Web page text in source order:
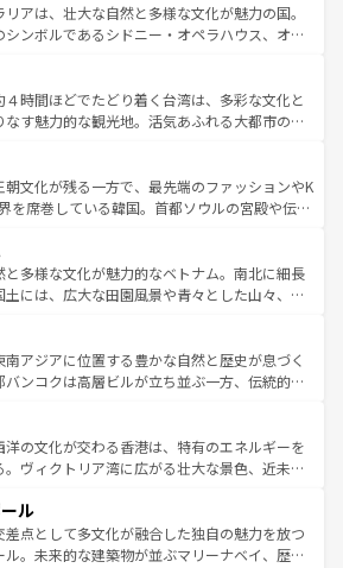
。旅行者はアメリカの各地域で異なる魅力を楽
、その多様性と豊かな歴史を感じることができ
のスタイルだ。 なお、新着のアメリカ
テンツ一覧を参照してほしい。
かな自然を求めるならマウイ島やカウアイ島が
エメラルドグリーンに輝く海をはじめ、豊かな
なしの心で訪れる人々を迎えてくれるハワイの
しいローカルフードやハワイアンミュージッ
なフラダンスなど、すべてがハワイの魅力を彩
ってほしい。 なお、新着のハワイ情報
ツ一覧を参照してほしい。
リアは、壮大な自然と多様な文化が魅力の国。
シンボルであるシドニー・オペラハウス、オー
や大陸中央部にそびえるウルル（エアーズロッ
マニアの美しい原生林やケアンズの熱帯雨林な
ろがたくさん。また、カフェやワイン、オージ
ィビティも充実しており、サーフィンやダイ
イキングなど、アウトドア好きにはたまらな
トラリアの多彩な魅力を存分に味わいつくそ
い。
４時間ほどでたどり着く台湾は、多彩な文化と
なす魅力的な観光地。活気あふれる大都市の台
な山岳地帯である台湾東部など、都市の喧騒
けさが共存しており、訪れる人に新しい発見と
らしてくれる。また、奥深い台湾の食文化も魅
評判のスイーツなど、バラエティ豊かな料理
が味わえる。 なお、新着の台湾情報は コンテンツ一覧を参
い。
朝文化が残る一方で、最先端のファッションやK
を席巻している韓国。首都ソウルの宮殿や伝統
を延ばせば四季折々の自然美を楽しむことが
して、キムチや焼肉、絶品のストリートフード
ざまな韓国料理が待っている。夜には、韓国な
まれながら、韓国の多彩な魅力を心ゆくまで味
わってみてほしい。 なお、新着の韓国情報はコンテンツ一
てほしい。
と多様な文化が魅力的なベトナム。南北に細長
土には、広大な田園風景や青々とした山々、世
と共に伝統が息づく。ハノイの古い町並みやホ
のフランス統治時代の建物も、独特の雰囲気を
いる。また、バラエティの豊かさとおいしさで
やバインミー、ベトナムコーヒーなどは、ぜ
わいたい。どの地域を訪れてもあたたかい人々
迎えてくれるので、きっと忘れられない旅にな
い。
南アジアに位置する豊かな自然と歴史が息づく
バンコクは高層ビルが立ち並ぶ一方、伝統的な
している。北部ではチェンマイなどの山岳地
触れ合い、南部ではプーケットやクラビの美し
リゾート気分を楽しむことができる。タイ料理
候は一年中温暖で、どの季節にも異なる楽しみ
る。親しみやすいタイの人々、仏教を中心とし
して多様な観光資源が、訪れる旅人を魅了し続
洋の文化が交わる香港は、特有のエネルギーを
。ヴィクトリア湾に広がる壮大な景色、近未来
訪れても感動するはず。観光スポットが密集し
率よく見どころを回れるのも魅力。息をのむよ
ら文化的な体験まで、香港を存分に楽しみ尽く
ル
差点として多文化が融合した独自の魅力を放つ
ル。未来的な建築物が並ぶマリーナベイ、歴史